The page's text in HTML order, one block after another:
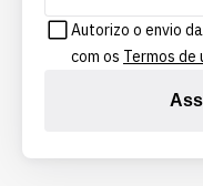
Autorizo o envio
com os Termos de